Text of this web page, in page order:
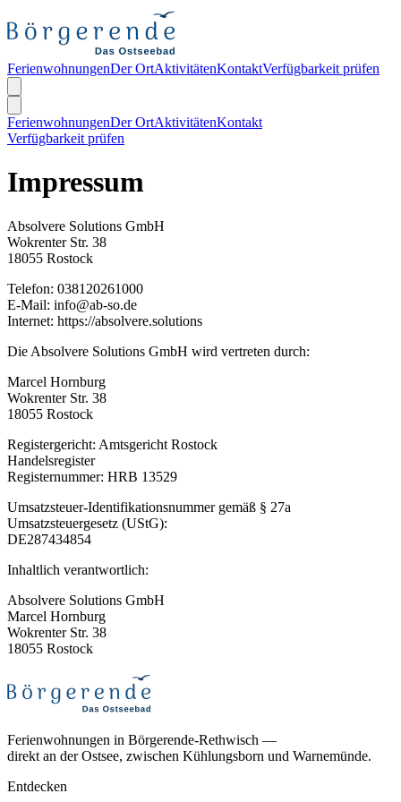
FerienwohnungenDer OrtAktivitätenKontaktVerfügbarkeit prüfen
FerienwohnungenDer OrtAktivitätenKontakt
Verfügbarkeit prüfen
Impressum
Absolvere Solutions GmbH
Wokrenter Str. 38
18055 Rostock
Telefon: 038120261000
E-Mail: info@ab-so.de
Internet: https://absolvere.solutions
Die Absolvere Solutions GmbH wird vertreten durch:
Marcel Hornburg
Wokrenter Str. 38
18055 Rostock
Registergericht: Amtsgericht Rostock
Handelsregister
Registernummer: HRB 13529
Umsatzsteuer-Identifikationsnummer gemäß § 27a
Umsatzsteuergesetz (UStG):
DE287434854
Inhaltlich verantwortlich:
Absolvere Solutions GmbH
Marcel Hornburg
Wokrenter Str. 38
18055 Rostock
Ferienwohnungen in Börgerende-Rethwisch —
direkt an der Ostsee, zwischen Kühlungsborn und Warnemünde.
Entdecken